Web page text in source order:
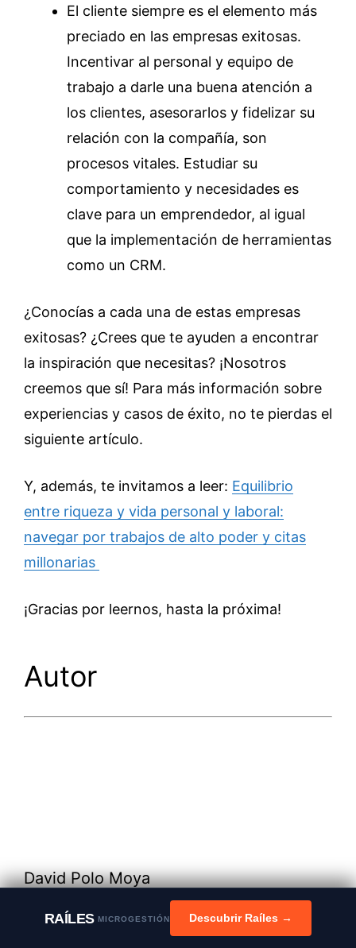
El cliente siempre es el elemento más
preciado en las empresas exitosas.
Incentivar al personal y equipo de
trabajo a darle una buena atención a
los clientes, asesorarlos y fidelizar su
relación con la compañía, son
procesos vitales. Estudiar su
comportamiento y necesidades es
clave para un emprendedor, al igual
que la implementación de herramientas
como un CRM.
¿Conocías a cada una de estas empresas
exitosas? ¿Crees que te ayuden a encontrar
la inspiración que necesitas? ¡Nosotros
creemos que sí! Para más información sobre
experiencias y casos de éxito, no te pierdas el
siguiente artículo.
Y, además, te invitamos a leer: Equilibrio
entre riqueza y vida personal y laboral:
navegar por trabajos de alto poder y citas
millonarias
¡Gracias por leernos, hasta la próxima!
Autor
David Polo Moya
Nacido en Madrid, de 46 años. Licenciado en
Business por la Universidad de Portsmouth
RAÍLESMICROGESTIÓN Descubrir Raíles →